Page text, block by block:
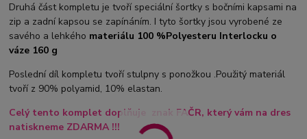
Druhá část kompletu je tvoří speciální šortky s bočními kapsami na
zip a zadní kapsou se zapínáním. I tyto šortky jsou vyrobené ze
savého a lehkého materiálu 100 %Polyesteru Interlocku o
váze 160 g
Poslední díl kompletu tvoří stulpny s ponožkou .Použitý materiál
tvoří z 90% polyamid, 10% elastan.
Celý tento komplet doplňuje znak FAČR, který vám na dres
natiskneme ZDARMA !!!